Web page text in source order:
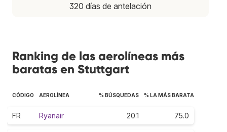
320 días de antelación
Ranking de las aerolíneas más
baratas en Stuttgart
CÓDIGO AEROLÍNEA % BÚSQUEDAS % LA MÁS BARATA
FR Ryanair 20.1 75.0